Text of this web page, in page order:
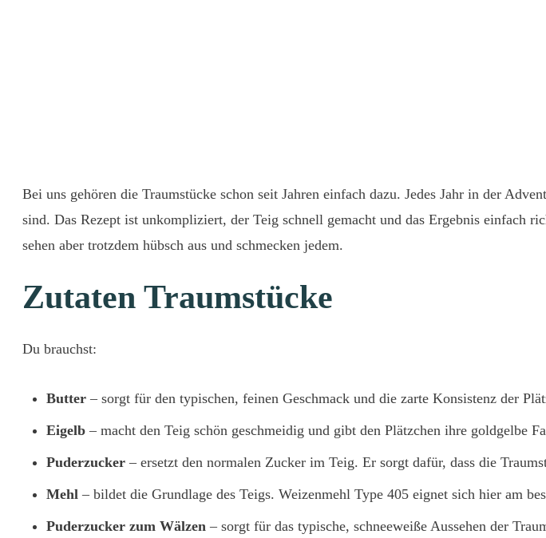
Bei uns gehören die Traumstücke schon seit Jahren einfach dazu. Jedes Jahr in der
sind. Das Rezept ist unkompliziert, der Teig schnell gemacht und das Ergebnis einfach
sehen aber trotzdem hübsch aus und schmecken jedem.
Zutaten Traumstücke
Du brauchst:
Butter – sorgt für den typischen, feinen Geschmack und die zarte Konsistenz der
Eigelb – macht den Teig schön geschmeidig und gibt den Plätzchen ihre goldgelbe
Puderzucker – ersetzt den normalen Zucker im Teig. Er sorgt dafür, dass die
Mehl – bildet die Grundlage des Teigs. Weizenmehl Type 405 eignet sich hier am
Puderzucker zum Wälzen – sorgt für das typische, schneeweiße Aussehen der